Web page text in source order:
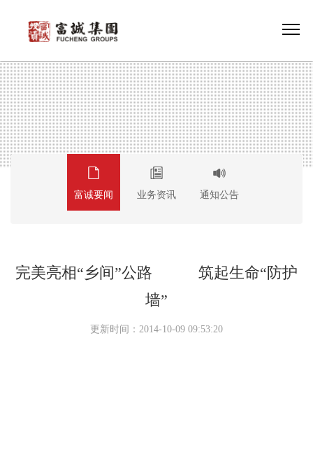
富诚要闻 业务资讯 通知公告
完美亮相“乡间”公路 筑起生命“防护
墙”
更新时间：2014-10-09 09:53:20